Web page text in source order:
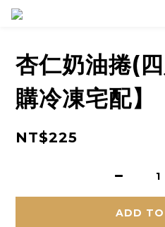
杏仁奶油捲(
購冷凍宅配】
NT$225
ADD